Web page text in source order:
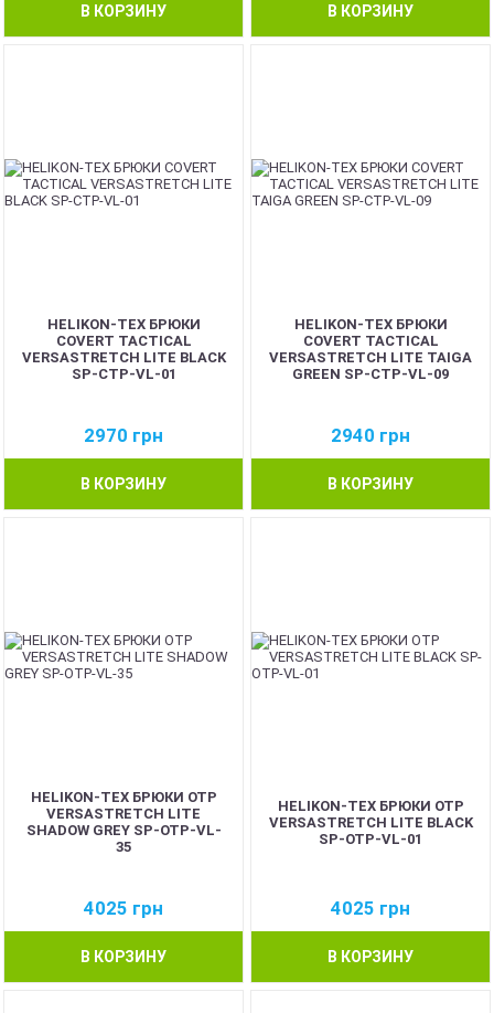
В КОРЗИНУ В КОРЗИНУ
HELIKON-TEX БРЮКИ
COVERT TACTICAL
VERSASTRETCH LITE BLACK
SP-CTP-VL-01
2970 грн
В КОРЗИНУ
HELIKON-TEX БРЮКИ
COVERT TACTICAL
VERSASTRETCH LITE TAIGA
GREEN SP-CTP-VL-09
2940 грн
В КОРЗИНУ
HELIKON-TEX БРЮКИ OTP
VERSASTRETCH LITE
SHADOW GREY SP-OTP-VL-
35
4025 грн
В КОРЗИНУ
HELIKON-TEX БРЮКИ OTP
VERSASTRETCH LITE BLACK
SP-OTP-VL-01
4025 грн
В КОРЗИНУ